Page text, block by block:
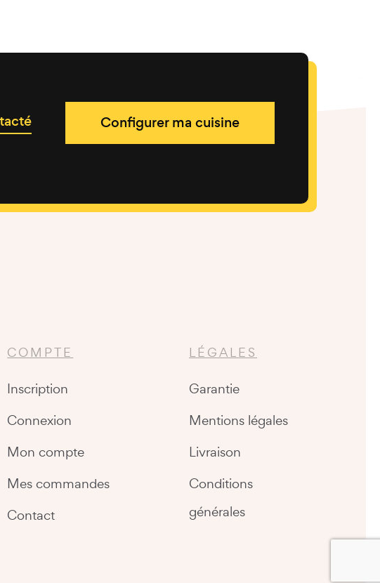
Configurer ma cuisine
COMPTE
Inscription
Connexion
Mon compte
Mes commandes
Contact
LÉGALES
Garantie
Mentions légales
Livraison
Conditions
générales